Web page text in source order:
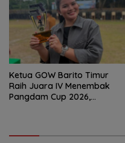
Ketua GOW Barito Timur
Raih Juara IV Menembak
Pangdam Cup 2026,